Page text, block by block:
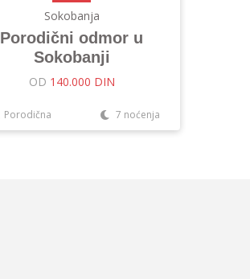
Sokobanja
Porodični odmor u
Sokobanji
OD 140.000 DIN
Porodična 7 noćenja